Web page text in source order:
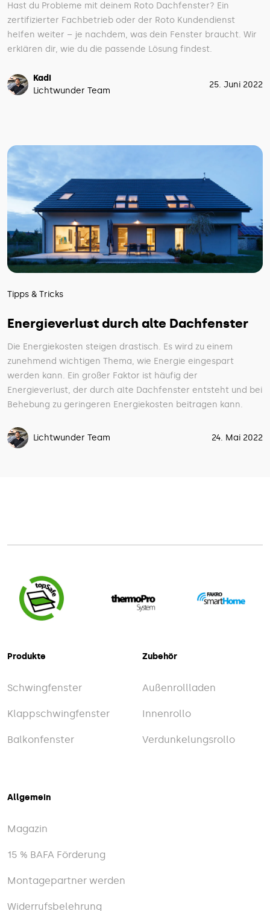
Hast du Probleme mit deinem Roto Dachfenster? Ein
zertifizierter Fachbetrieb oder der Roto Kundendienst
helfen weiter – je nachdem, was dein Fenster braucht. Wir
erklären dir, wie du die passende Lösung findest.
Kadi
Lichtwunder Team
25. Juni 2022
Tipps & Tricks
Energieverlust durch alte Dachfenster
Die Energiekosten steigen drastisch. Es wird zu einem
zunehmend wichtigen Thema, wie Energie eingespart
werden kann. Ein großer Faktor ist häufig der
Energieverlust, der durch alte Dachfenster entsteht und bei
Behebung zu geringeren Energiekosten beitragen kann.
Lichtwunder Team 24. Mai 2022
Produkte
Schwingfenster
Klappschwingfenster
Balkonfenster
Zubehör
Außenrollladen
Innenrollo
Verdunkelungsrollo
Allgemein
Magazin
15 % BAFA Förderung
Montagepartner werden
Widerrufsbelehrung